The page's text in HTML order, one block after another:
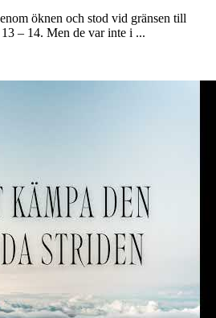
öknen och stod vid gränsen till
– 14. Men de var inte i ...